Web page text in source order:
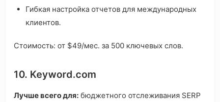
Гибкая настройка отчетов для международных
клиентов.
Стоимость: от $49/мес. за 500 ключевых слов.
10. Keyword.com
Лучше всего для: бюджетного отслеживания SERP